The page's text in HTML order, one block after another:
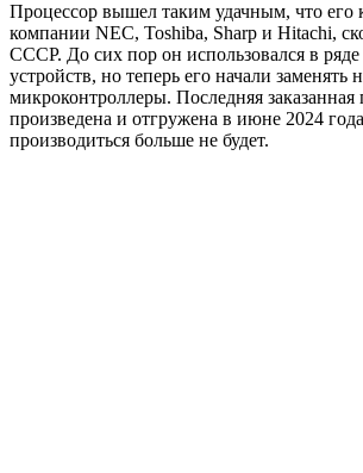
Процессор вышел таким удачным, что его
компании NEC, Toshiba, Sharp и Hitachi,
СССР. До сих пор он использовался в
устройств, но теперь его начали заменять
микроконтроллеры. Последняя заказанная
произведена и отгружена в июне 2024
производиться больше не будет.